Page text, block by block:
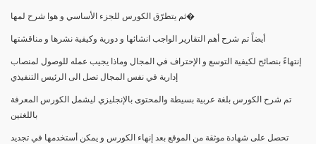
ثم يتطرّق الكورس للجزء الأساسي و هوا شرح لمها�
أيضاً تم شرح أهم التقارير الواجب انشائها و دورية وكيفية نشرها و مناقشتها
إنتهاءً بنصائح لكيفية التوسع و الإحتراف في المجال وماذا يجيب عمله للوصول لمنصاب
إدارية في نفس المجال تصل الى الرئيس التنفيذي
تم شرح الكورس بلغة عربية بسيطة والمحتوى بالإنجليزي ليشمل الكورس المعرفة
باللغتين
تحصل على شهادة موثقة من الموقع بعد إنهاء الكورس و يمكن أستخدمها في تجديد